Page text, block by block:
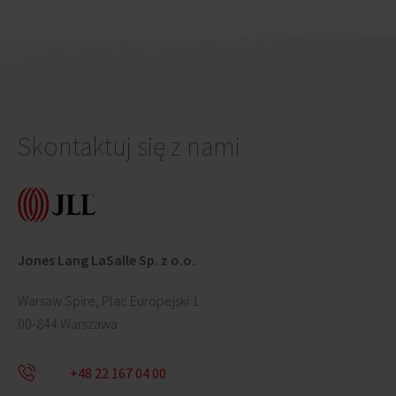
Skontaktuj się z nami
Jones Lang LaSalle Sp. z o.o.
Warsaw Spire, Plac Europejski 1
00-844 Warszawa
+48 22 167 04 00